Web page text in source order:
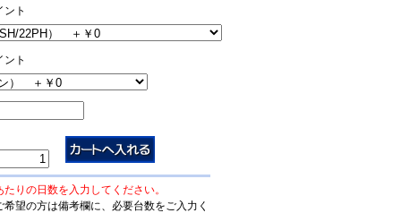
ント
ント
りの日数を入力してください。
望の方は備考欄に、必要台数をご入力く